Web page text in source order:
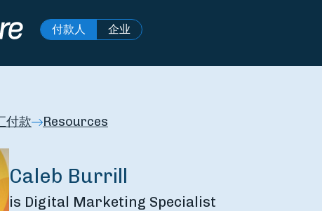
付款人 企业
付款 Resources
Caleb Burrill
is Digital Marketing Specialist